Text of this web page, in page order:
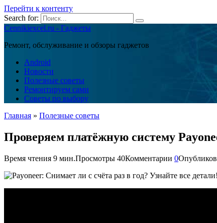
Перейти к контенту
Search for:
Cennikiexcel.ru - Гаджеты
Ремонт, обслуживание и обзоры гаджетов
Android
Новости
Полезные советы
Ремонтируем сами
Советы по выбору
Главная » Полезные советы
Проверяем платёжную систему
Время чтения 9 мин.Просмотры 40Комментарии 0